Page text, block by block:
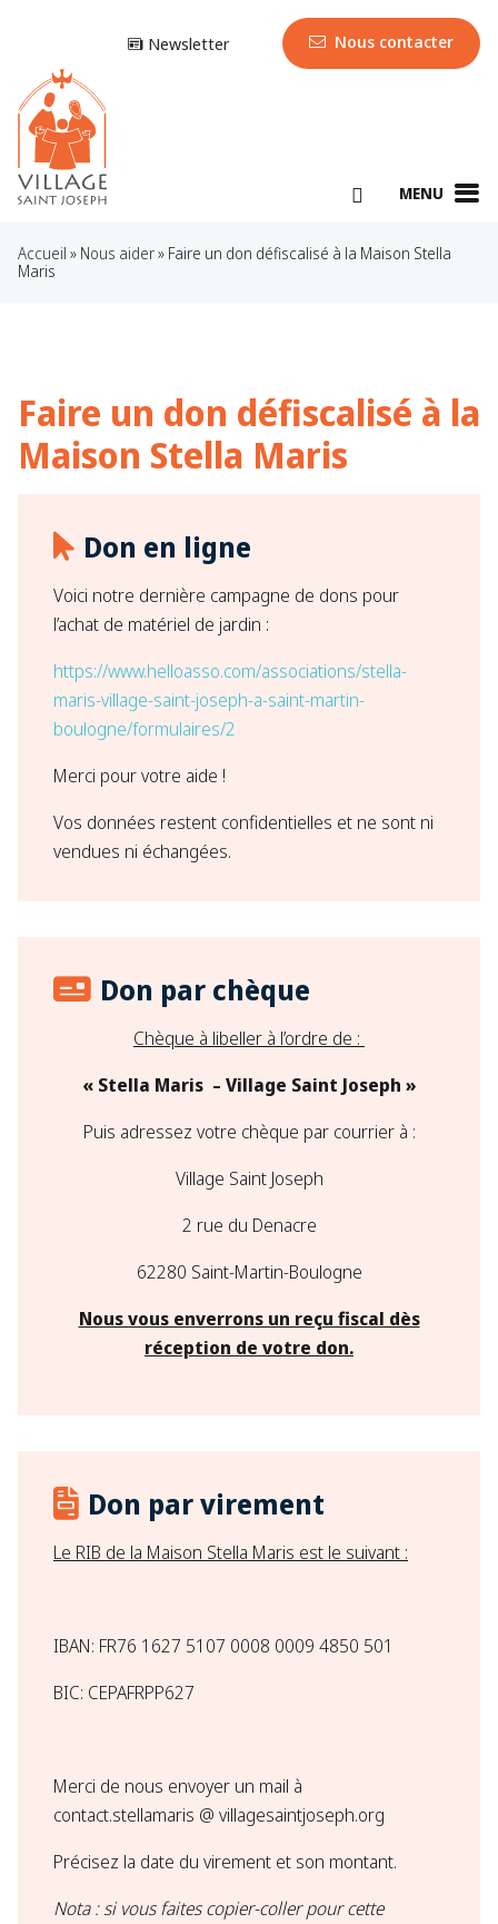
Newsletter Nous contacter
MENU
Accueil » Nous aider» Faire un don défiscalisé à la Maison Stella
Maris
Faire un don défiscalisé à la
Maison Stella Maris
Don en ligne
Voici notre dernière campagne de dons pour
l’achat de matériel de jardin :
https://www.helloasso.com/associations/stella-
maris-village-saint-joseph-a-saint-martin-
boulogne/formulaires/2
Merci pour votre aide !
Vos données restent confidentielles et ne sont ni
vendues ni échangées.
Don par chèque
Chèque à libeller à l’ordre de :
« Stella Maris – Village Saint Joseph »
Puis adressez votre chèque par courrier à :
Village Saint Joseph
2 rue du Denacre
62280 Saint-Martin-Boulogne
Nous vous enverrons un reçu fiscal dès
réception de votre don.
Don par virement
Le RIB de la Maison Stella Maris est le suivant :
IBAN: FR76 1627 5107 0008 0009 4850 501
BIC: CEPAFRPP627
Merci de nous envoyer un mail à
contact.stellamaris @ villagesaintjoseph.org
Précisez la date du virement et son montant​.
Nota : si vous faites copier-coller pour cette